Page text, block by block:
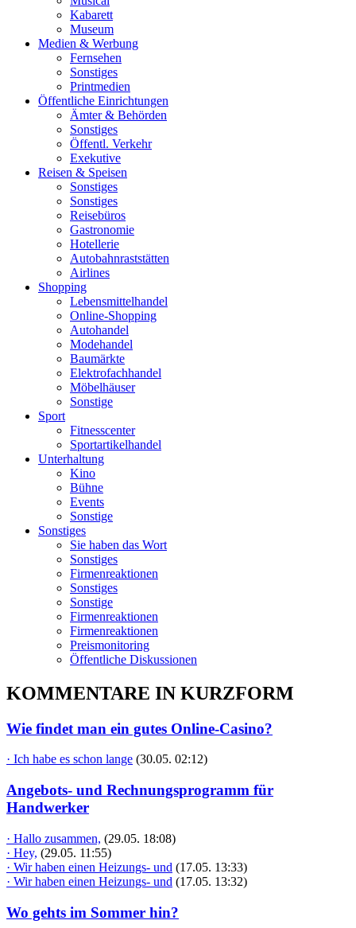
Kabarett
Museum
Medien & Werbung
Fernsehen
Sonstiges
Printmedien
Öffentliche Einrichtungen
Ämter & Behörden
Sonstiges
Öffentl. Verkehr
Exekutive
Reisen & Speisen
Sonstiges
Sonstiges
Reisebüros
Gastronomie
Hotellerie
Autobahnraststätten
Airlines
Shopping
Lebensmittelhandel
Online-Shopping
Autohandel
Modehandel
Baumärkte
Elektrofachhandel
Möbelhäuser
Sonstige
Sport
Fitnesscenter
Sportartikelhandel
Unterhaltung
Kino
Bühne
Events
Sonstige
Sonstiges
Sie haben das Wort
Sonstiges
Firmenreaktionen
Sonstiges
Sonstige
Firmenreaktionen
Firmenreaktionen
Preismonitoring
Öffentliche Diskussionen
KOMMENTARE IN KURZFORM
Wie findet man ein gutes Online-Casino?
· Ich habe es schon lange (30.05. 02:12)
Angebots- und Rechnungsprogramm für
Handwerker
· Hallo zusammen, (29.05. 18:08)
· Hey, (29.05. 11:55)
· Wir haben einen Heizungs- und (17.05. 13:33)
· Wir haben einen Heizungs- und (17.05. 13:32)
Wo gehts im Sommer hin?